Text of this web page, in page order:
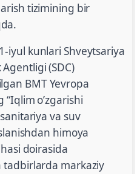
tizimining bir
iyul kunlari Shveytsariya
(SDC)
BMT Yevropa
o’zgarishi
va suv
himoya
doirasida
tadbirlarda markaziy